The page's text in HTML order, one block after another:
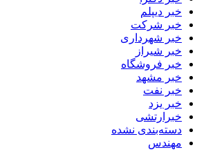
خبر دیپلم
خبر شرکت
خبر شهرداری
خبر شیراز
خبر فروشگاه
خبر مشهد
خبر نفت
خبر یزد
خبرارتشی
دسته‌بندی نشده
مهندس